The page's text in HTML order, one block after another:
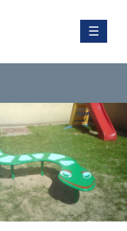
☰